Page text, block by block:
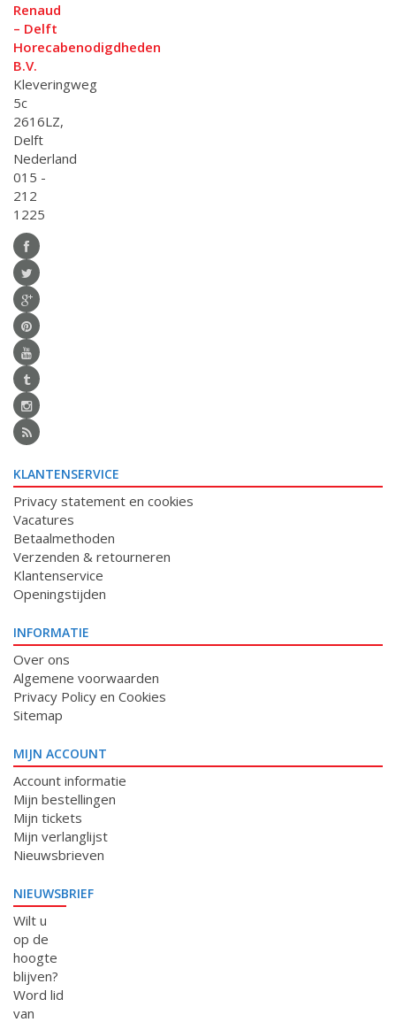
Renaud
– Delft
Horecabenodigdheden
B.V.
Kleveringweg
5c
2616LZ,
Delft
Nederland
015 -
212
1225
KLANTENSERVICE
Privacy statement en cookies
Vacatures
Betaalmethoden
Verzenden & retourneren
Klantenservice
Openingstijden
INFORMATIE
Over ons
Algemene voorwaarden
Privacy Policy en Cookies
Sitemap
MIJN ACCOUNT
Account informatie
Mijn bestellingen
Mijn tickets
Mijn verlanglijst
Nieuwsbrieven
NIEUWSBRIEF
Wilt u
op de
hoogte
blijven?
Word lid
van